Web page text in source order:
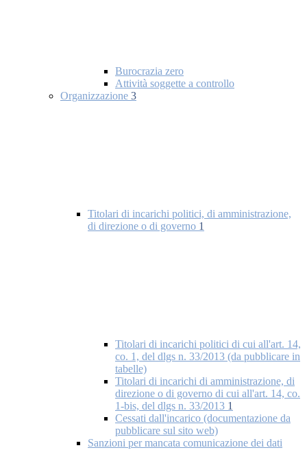
Burocrazia zero
Attività soggette a controllo
Organizzazione 3
Titolari di incarichi politici, di amministrazione,
di direzione o di governo 1
Titolari di incarichi politici di cui all'art. 14,
co. 1, del dlgs n. 33/2013 (da pubblicare in
tabelle)
Titolari di incarichi di amministrazione, di
direzione o di governo di cui all'art. 14, co.
1-bis, del dlgs n. 33/2013 1
Cessati dall'incarico (documentazione da
pubblicare sul sito web)
Sanzioni per mancata comunicazione dei dati